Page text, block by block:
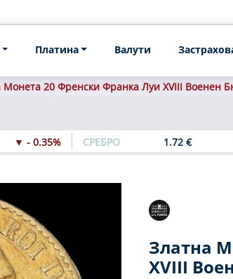
Платина Валути
Монета 20 Френски Франка Луи XVIII Военен
▼ - 0.35% СРЕБРО 1.72 €
Златна
XVIII